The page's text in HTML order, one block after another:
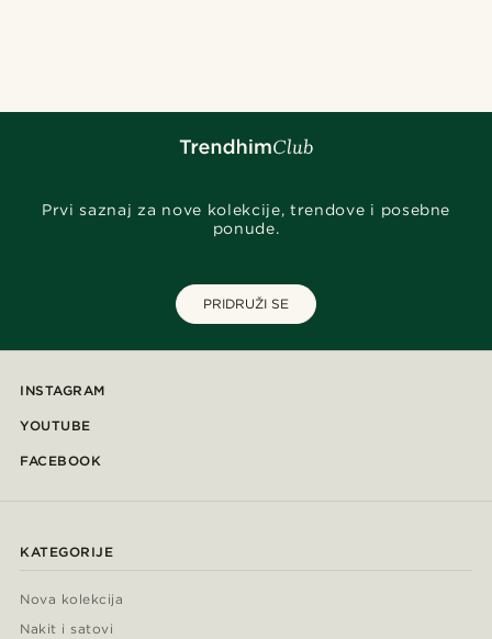
Prvi saznaj za nove kolekcije, trendove i posebne
ponude.
PRIDRUŽI SE
INSTAGRAM
YOUTUBE
FACEBOOK
KATEGORIJE
Nova kolekcija
Nakit i satovi